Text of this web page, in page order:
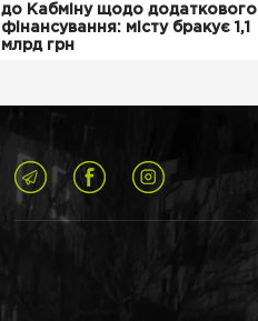
до Кабміну щодо додаткового
фінансування: місту бракує 1,1
млрд грн